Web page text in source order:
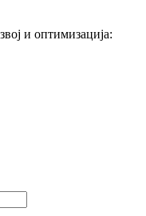
и оптимизација: